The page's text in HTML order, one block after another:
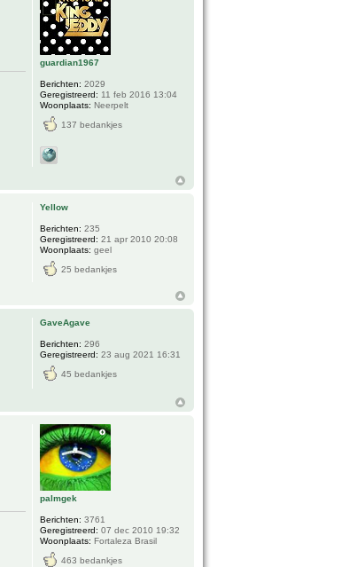
guardian1967
Berichten: 2029
Geregistreerd: 11 feb 2016 13:04
Woonplaats: Neerpelt
137 bedankjes
Yellow
Berichten: 235
Geregistreerd: 21 apr 2010 20:08
Woonplaats: geel
25 bedankjes
GaveAgave
Berichten: 296
Geregistreerd: 23 aug 2021 16:31
45 bedankjes
palmgek
Berichten: 3761
Geregistreerd: 07 dec 2010 19:32
Woonplaats: Fortaleza Brasil
463 bedankjes